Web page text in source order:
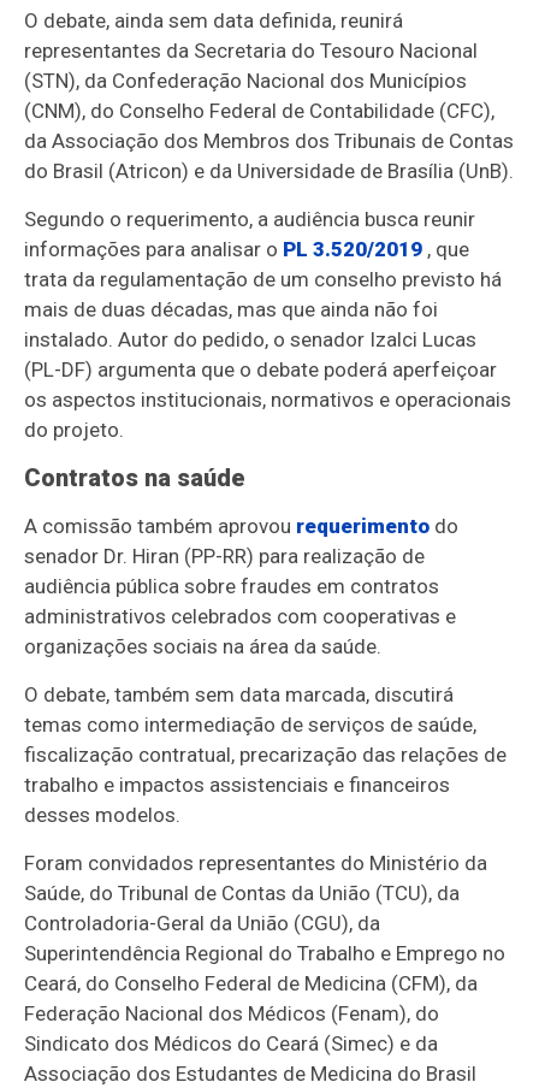
O debate, ainda sem data definida, reunirá
representantes da Secretaria do Tesouro Nacional
(STN), da Confederação Nacional dos Municípios
(CNM), do Conselho Federal de Contabilidade (CFC),
da Associação dos Membros dos Tribunais de Contas
do Brasil (Atricon) e da Universidade de Brasília (UnB).
Segundo o requerimento, a audiência busca reunir
informações para analisar o PL 3.520/2019 , que
trata da regulamentação de um conselho previsto há
mais de duas décadas, mas que ainda não foi
instalado. Autor do pedido, o senador Izalci Lucas
(PL-DF) argumenta que o debate poderá aperfeiçoar
os aspectos institucionais, normativos e operacionais
do projeto.
Contratos na saúde
A comissão também aprovou requerimento do
senador Dr. Hiran (PP-RR) para realização de
audiência pública sobre fraudes em contratos
administrativos celebrados com cooperativas e
organizações sociais na área da saúde.
O debate, também sem data marcada, discutirá
temas como intermediação de serviços de saúde,
fiscalização contratual, precarização das relações de
trabalho e impactos assistenciais e financeiros
desses modelos.
Foram convidados representantes do Ministério da
Saúde, do Tribunal de Contas da União (TCU), da
Controladoria-Geral da União (CGU), da
Superintendência Regional do Trabalho e Emprego no
Ceará, do Conselho Federal de Medicina (CFM), da
Federação Nacional dos Médicos (Fenam), do
Sindicato dos Médicos do Ceará (Simec) e da
Associação dos Estudantes de Medicina do Brasil